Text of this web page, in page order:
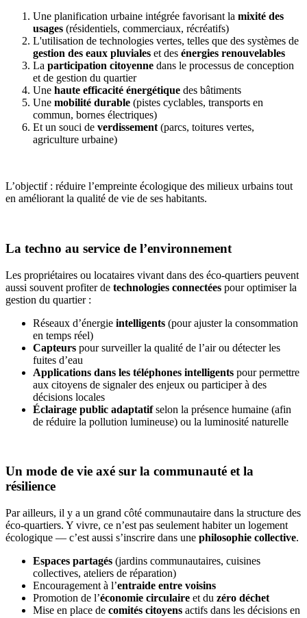
Une planification urbaine intégrée favorisant la mixité des
usages (résidentiels, commerciaux, récréatifs)
L'utilisation de technologies vertes, telles que des systèmes de
gestion des eaux pluviales et des énergies renouvelables
La participation citoyenne dans le processus de conception
et de gestion du quartier
Une haute efficacité énergétique des bâtiments
Une mobilité durable (pistes cyclables, transports en
commun, bornes électriques)
Et un souci de verdissement (parcs, toitures vertes,
agriculture urbaine)
L’objectif : réduire l’empreinte écologique des milieux urbains tout
en améliorant la qualité de vie de ses habitants.
La techno au service de l’environnement
Les propriétaires ou locataires vivant dans des éco-quartiers peuvent
aussi souvent profiter de technologies connectées pour optimiser la
gestion du quartier :
Réseaux d’énergie intelligents (pour ajuster la consommation
en temps réel)
Capteurs pour surveiller la qualité de l’air ou détecter les
fuites d’eau
Applications dans les téléphones intelligents pour permettre
aux citoyens de signaler des enjeux ou participer à des
décisions locales
Éclairage public adaptatifselon la présence humaine (afin
de réduire la pollution lumineuse) ou la luminosité naturelle
Un mode de vie axé sur la communauté et la
résilience
Par ailleurs, il y a un grand côté communautaire dans la structure des
éco-quartiers. Y vivre, ce n’est pas seulement habiter un logement
écologique — c’est aussi s’inscrire dans une philosophie collective.
Espaces partagés (jardins communautaires, cuisines
collectives, ateliers de réparation)
Encouragement à l’entraide entre voisins
Promotion de l’économie circulaire et du zéro déchet
Mise en place de comités citoyens actifs dans les décisions en